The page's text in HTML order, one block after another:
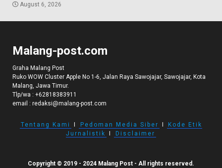
August 6, 2026
Malang-post.com
Graha Malang Post
Ruko WOW Cluster Apple No 1-6, Jalan Raya Sawojajar, Sawojajar, Kota
Malang, Jawa Timur.
Tlp/wa : +62818383911
email : redaksi@malang-post.com
Tentang Kami Pedoman Media Siber
Kode Etik
Jurnalistik
Disclaimer
Copyright © 2019 - 2024 Malang Post - All rights reserved.